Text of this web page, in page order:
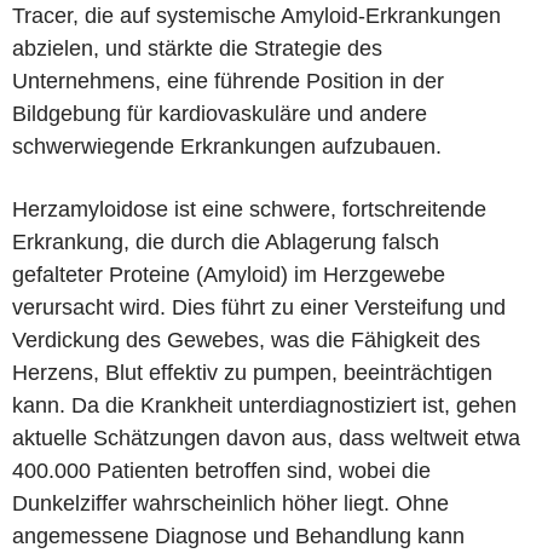
Tracer, die auf systemische Amyloid-Erkrankungen
abzielen, und stärkte die Strategie des
Unternehmens, eine führende Position in der
Bildgebung für kardiovaskuläre und andere
schwerwiegende Erkrankungen aufzubauen.
Herzamyloidose ist eine schwere, fortschreitende
Erkrankung, die durch die Ablagerung falsch
gefalteter Proteine (Amyloid) im Herzgewebe
verursacht wird. Dies führt zu einer Versteifung und
Verdickung des Gewebes, was die Fähigkeit des
Herzens, Blut effektiv zu pumpen, beeinträchtigen
kann. Da die Krankheit unterdiagnostiziert ist, gehen
aktuelle Schätzungen davon aus, dass weltweit etwa
400.000 Patienten betroffen sind, wobei die
Dunkelziffer wahrscheinlich höher liegt. Ohne
angemessene Diagnose und Behandlung kann